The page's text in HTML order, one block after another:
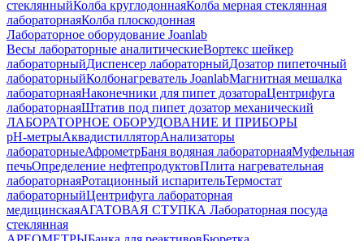
стеклянныйКолба круглодоннаяКолба мерная стеклянная
лабораторнаяКолба плоскодонная
Лабораторное оборудование Joanlab
Весы лабораторные аналитическиеВортекс шейкер
лабораторныйДиспенсер лабораторныйДозатор пипеточный
лабораторныйКолбонагреватель JoanlabМагнитная мешалка
лабораторнаяНаконечники для пипет дозатораЦентрифуга
лабораторнаяШтатив под пипет дозатор механический
ЛАБОРАТОРНОЕ ОБОРУДОВАНИЕ И ПРИБОРЫ
pH-метрыАквадистилляторАнализаторы
лабораторныеАфрометрБаня водяная лабораторнаяМуфельная
печьОпределение нефтепродуктовПлита нагревательная
лабораторнаяРотационный испарительТермостат
лабораторныйЦентрифуга лабораторная
медицинскаяАГАТОВАЯ СТУПКА Лабораторная посуда
стеклянная